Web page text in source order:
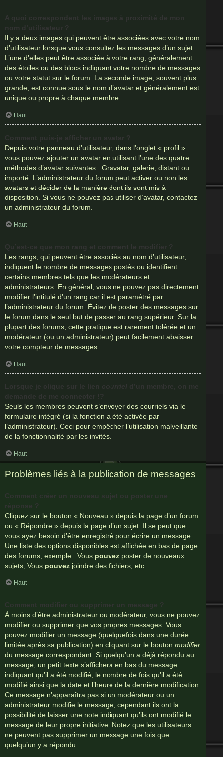
Il y a deux images qui peuvent être associées avec votre nom
d’utilisateur lorsque vous consultez les messages d’un sujet.
L’une d’elles peut être associée à votre rang, généralement
des étoiles ou des blocs indiquant votre nombre de messages
ou votre statut sur le forum. La seconde image, souvent plus
grande, est connue sous le nom d’avatar et généralement est
unique ou propre à chaque membre.
Haut
Depuis votre panneau d’utilisateur, dans l’onglet « profil »
vous pouvez ajouter un avatar en utilisant l’une des quatre
méthodes d’avatar suivantes : Gravatar, galerie, distant ou
importé. L’administrateur du forum peut activer ou non les
avatars et décider de la manière dont ils sont mis à
disposition. Si vous ne pouvez pas utiliser d’avatar, contactez
un administrateur du forum.
Haut
Les rangs, qui peuvent être associés au nom d’utilisateur,
indiquent le nombre de messages postés ou identifient
certains membres tels que les modérateurs et
administrateurs. En général, vous ne pouvez pas directement
modifier l’intitulé d’un rang car il est paramétré par
l’administrateur du forum. Évitez de poster des messages sur
le forum dans le seul but de passer au rang supérieur. Sur la
plupart des forums, cette pratique est rarement tolérée et un
modérateur (ou un administrateur) peut facilement abaisser
votre compteur de messages.
Haut
Seuls les membres peuvent s’envoyer des courriels via le
formulaire intégré (si la fonction a été activée par
l’administrateur). Ceci pour empêcher l’utilisation malveillante
de la fonctionnalité par les invités.
Haut
Problèmes liés à la publication de messages
Comment créer un nouveau sujet ou poster une
réponse ?
Cliquez sur le bouton « Nouveau » depuis la page d’un forum
ou « Répondre » depuis la page d’un sujet. Il se peut que
vous ayez besoin d’être enregistré pour écrire un message.
Une liste des options disponibles est affichée en bas de page
des forums, exemple : Vous pouvez poster de nouveaux
sujets, Vous pouvez joindre des fichiers, etc.
Haut
Comment modifier ou supprimer un message ?
À moins d’être administrateur ou modérateur, vous ne pouvez
modifier ou supprimer que vos propres messages. Vous
pouvez modifier un message (quelquefois dans une durée
limitée après sa publication) en cliquant sur le bouton modifier
du message correspondant. Si quelqu’un a déjà répondu au
message, un petit texte s’affichera en bas du message
indiquant qu’il a été modifié, le nombre de fois qu’il a été
modifié ainsi que la date et l’heure de la dernière modification.
Ce message n’apparaîtra pas si un modérateur ou un
administrateur modifie le message, cependant ils ont la
possibilité de laisser une note indiquant qu’ils ont modifié le
message de leur propre initiative. Notez que les utilisateurs
ne peuvent pas supprimer un message une fois que
quelqu’un y a répondu.